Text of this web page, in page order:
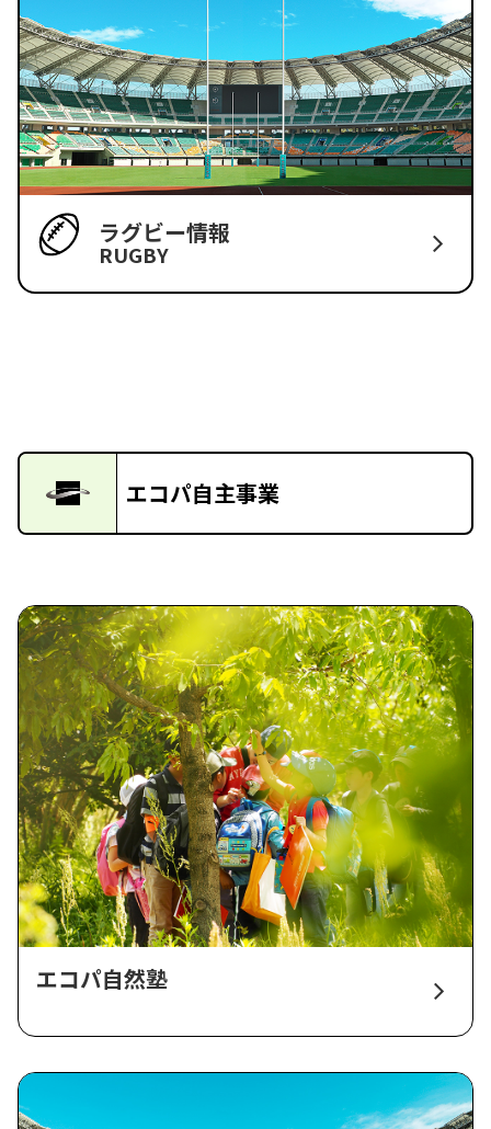
ラグビー情報
RUGBY
エコパ自主事業
エコパ自然塾